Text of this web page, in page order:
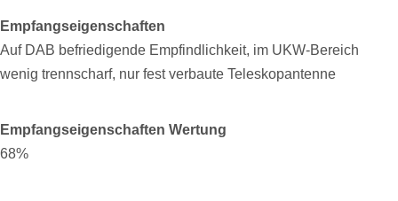
Empfangseigenschaften
Auf DAB befriedigende Empfindlichkeit, im UKW-Bereich
wenig trennscharf, nur fest verbaute Teleskopantenne
Empfangseigenschaften Wertung
68%